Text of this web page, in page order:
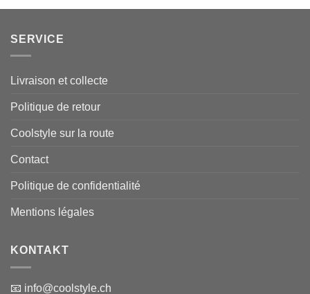
SERVICE
Livraison et collecte
Politique de retour
Coolstyle sur la route
Contact
Politique de confidentialité
Mentions légales
KONTAKT
📧 info@coolstyle.ch